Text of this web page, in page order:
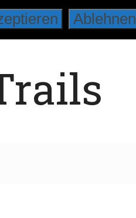
Ablehnen